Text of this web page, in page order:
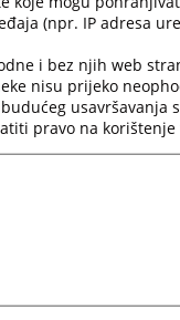
(npr. IP adresa
i bez njih web
nisu prijeko
usavršavanja
pravo na